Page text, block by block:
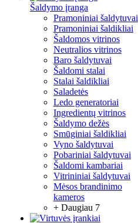
Šaldymo įranga
Pramoniniai šaldytuvai
Pramoniniai šaldikliai
Šaldomos vitrinos
Neutralios vitrinos
Baro šaldytuvai
Šaldomi stalai
Stalai šaldikliai
Saladetės
Ledo generatoriai
Ingredientų vitrinos
Šaldymo dežės
Smūginiai šaldikliai
Vyno šaldytuvai
Pobariniai šaldytuvai
Šaldomi kambariai
Vitrininiai šaldytuvai
Mėsos brandinimo
kameros
+ Daugiau 7